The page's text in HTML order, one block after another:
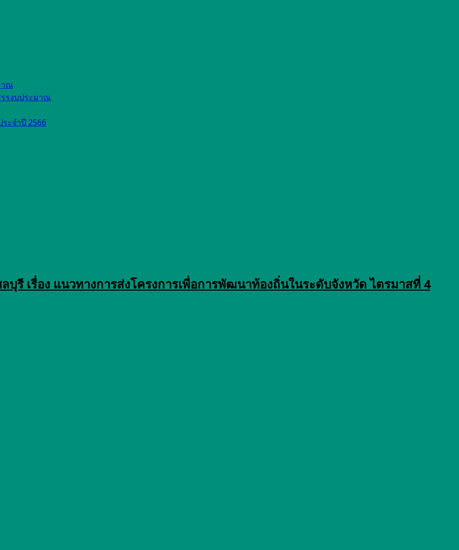
าณ
รงบประมาณ
ะจำปี 2566
บุรี เรื่อง แนวทางการส่งโครงการเพื่อการพัฒนาท้องถิ่นในระดับจังหวัด ไตรมาสที่ 4